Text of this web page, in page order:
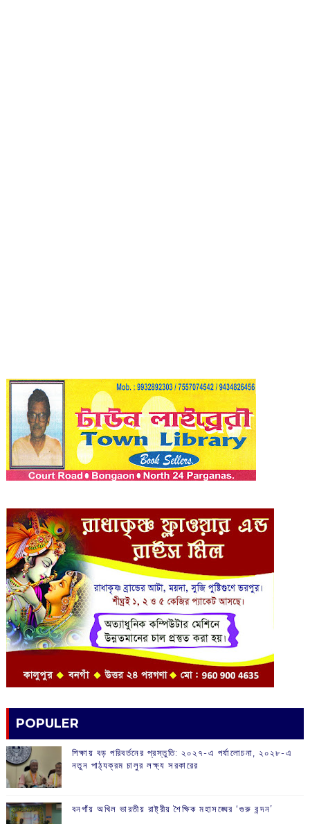
POPULER
শিক্ষায় বড় পরিবর্তনের প্রস্তুতি: ২০২৭-এ পর্যালোচনা, ২০২৮-এ
নতুন পাঠ্যক্রম চালুর লক্ষ্য সরকারের
বনগাঁয় অখিল ভারতীয় রাষ্ট্রীয় শৈক্ষিক মহাসঙ্ঘের ‘গুরু বন্দন’